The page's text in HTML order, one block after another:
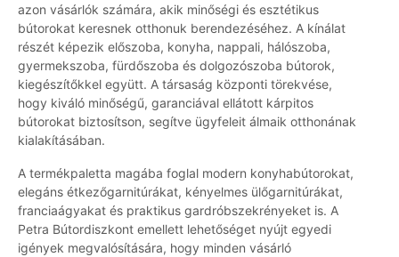
azon vásárlók számára, akik minőségi és esztétikus
bútorokat keresnek otthonuk berendezéséhez. A kínálat
részét képezik előszoba, konyha, nappali, hálószoba,
gyermekszoba, fürdőszoba és dolgozószoba bútorok,
kiegészítőkkel együtt. A társaság központi törekvése,
hogy kiváló minőségű, garanciával ellátott kárpitos
bútorokat biztosítson, segítve ügyfeleit álmaik otthonának
kialakításában.
A termékpaletta magába foglal modern konyhabútorokat,
elegáns étkezőgarnitúrákat, kényelmes ülőgarnitúrákat,
franciaágyakat és praktikus gardróbszekrényeket is. A
Petra Bútordiszkont emellett lehetőséget nyújt egyedi
igények megvalósítására, hogy minden vásárló